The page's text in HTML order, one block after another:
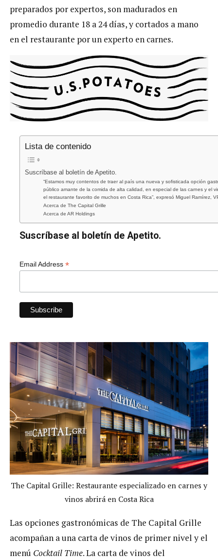
preparados por expertos, son madurados en
promedio durante 18 a 24 días, y cortados a mano
en el restaurante por un experto en carnes.
Lista de contenido
Suscríbase al boletín de Apetito.
“Estamos muy contentos de traer al país una nueva y sofisticada opción
público amante de la comida de alta calidad, en especial de las carnes y el
el restaurante favorito de muchos en Costa Rica”, expresó Miguel Ramírez,
Acerca de The Capital Grille
Acerca de AR Holdings
Suscríbase al boletín de Apetito.
Email Address *
The Capital Grille: Restaurante especializado en carnes y
vinos abrirá en Costa Rica
Las opciones gastronómicas de The Capital Grille
acompañan a una carta de vinos de primer nivel y el
menú Cocktail Time. La carta de vinos del